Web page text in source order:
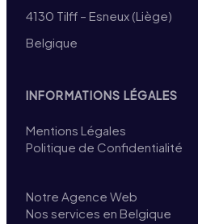
4130 Tilff – Esneux (Liège)
Belgique
INFORMATIONS LÉGALES
Mentions Légales
Politique de Confidentialité
Notre Agence Web
Nos services en Belgique